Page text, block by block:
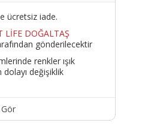
ücretsiz iade.
LİFE DOĞALTAŞ
gönderilecektir
renkler ışık
dolayı değişiklik